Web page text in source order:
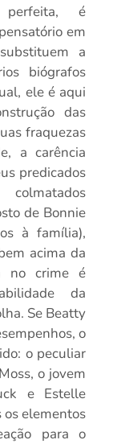
é
em
a
biógrafos
ele é aqui
das
fraquezas
a carência
predicados
de Bonnie
à família),
acima da
no crime é
da
Se Beatty
o
o peculiar
o jovem
e Estelle
os elementos
para o